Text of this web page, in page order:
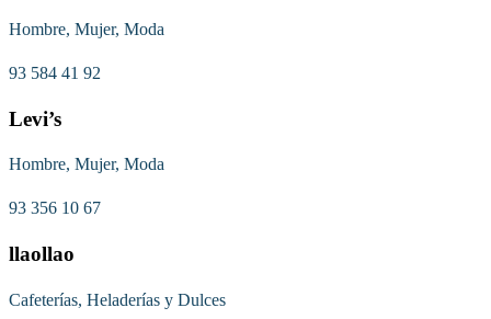
Hombre, Mujer, Moda
93 584 41 92
Levi’s
Hombre, Mujer, Moda
93 356 10 67
llaollao
Cafeterías, Heladerías y Dulces